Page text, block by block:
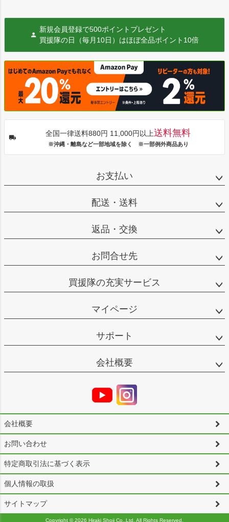
新規会員登録で500ポイントプレゼント
買援隊の日（毎月10日）はほぼ全品ポイント10倍
全国一律送料880円 11,000円以上送料無料
※沖縄・離島など一部地域を除く ※一部例外商品あり
お支払い
配送・送料
返品・交換
お問合せ先
買援隊の充実サービス
マイページ
サポート
会社概要
会社概要
お問い合わせ
特定商取引法に基づく表示
個人情報の取扱
サイトマップ
Copyright ©2026 Hiraki Shoji Co.,Ltd. All Rights Reserved.